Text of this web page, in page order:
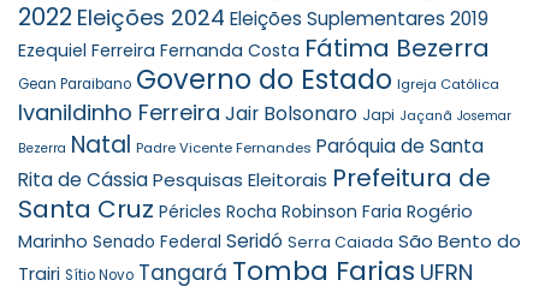
2022 Eleições 2024 Eleições Suplementares 2019
Ezequiel Ferreira Fernanda Costa Fátima Bezerra
Gean Paraibano Governo do Estado Igreja Católica
Ivanildinho Ferreira Jair Bolsonaro Japi Jaçanã Josemar
Bezerra Natal Padre Vicente Fernandes Paróquia de Santa
Rita de CássiaPesquisas Eleitorais Prefeitura de
Santa Cruz Péricles Rocha Robinson Faria Rogério
Marinho Senado Federal Seridó Serra Caiada São Bento do
Trairi Sítio Novo Tangará Tomba Farias UFRN